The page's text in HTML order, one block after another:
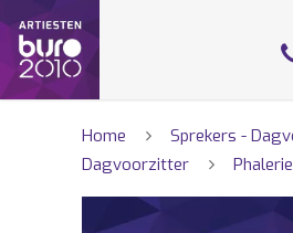
Home
Sprekers -
Dagvoorzitter